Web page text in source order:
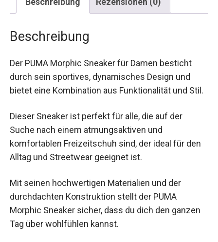
Beschreibung
durch sein sportives, dynamisches Design und
bietet eine Kombination aus Funktionalität und
Stil.
Dieser Sneaker ist perfekt für alle, die auf der
Suche nach einem atmungsaktiven und
komfortablen Freizeitschuh sind, der ideal für den
Alltag und Streetwear geeignet ist.
Mit seinen hochwertigen Materialien und der
durchdachten Konstruktion stellt der PUMA
Morphic Sneaker sicher, dass du dich den ganzen
Tag über wohlfühlen kannst.